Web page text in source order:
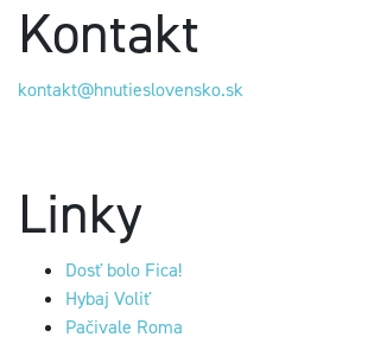
Kontakt
kontakt@hnutieslovensko.sk
Linky
Dosť bolo Fica!
Hybaj Voliť
Pačivale Roma